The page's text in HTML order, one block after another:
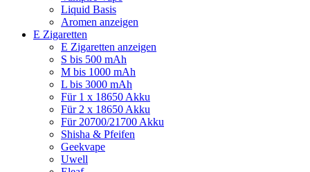
Liquid Basis
Aromen anzeigen
E Zigaretten
E Zigaretten anzeigen
S bis 500 mAh
M bis 1000 mAh
L bis 3000 mAh
Für 1 x 18650 Akku
Für 2 x 18650 Akku
Für 20700/21700 Akku
Shisha & Pfeifen
Geekvape
Uwell